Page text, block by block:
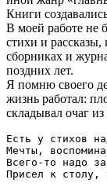
Книги
В моей работе не
стихи и
сборниках и
поздних лет.
Я помню своего
жизнь работал:
складывал очаг
Есть у стихов
Мечты,
Всего-то надо